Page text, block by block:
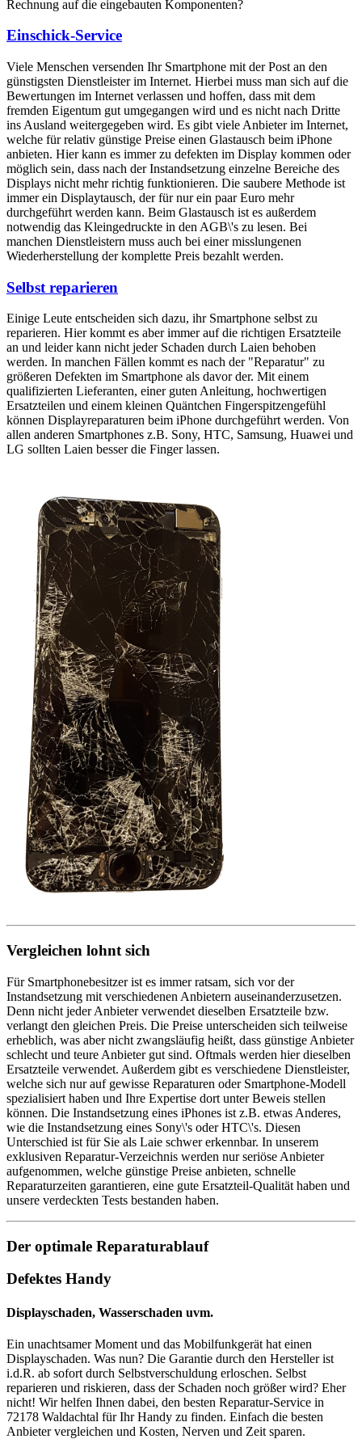
Rechnung auf die eingebauten Komponenten?
Einschick-Service
Viele Menschen versenden Ihr Smartphone mit der Post an den
günstigsten Dienstleister im Internet. Hierbei muss man sich auf die
Bewertungen im Internet verlassen und hoffen, dass mit dem
fremden Eigentum gut umgegangen wird und es nicht nach Dritte
ins Ausland weitergegeben wird. Es gibt viele Anbieter im Internet,
welche für relativ günstige Preise einen Glastausch beim iPhone
anbieten. Hier kann es immer zu defekten im Display kommen oder
möglich sein, dass nach der Instandsetzung einzelne Bereiche des
Displays nicht mehr richtig funktionieren. Die saubere Methode ist
immer ein Displaytausch, der für nur ein paar Euro mehr
durchgeführt werden kann. Beim Glastausch ist es außerdem
notwendig das Kleingedruckte in den AGB\'s zu lesen. Bei
manchen Dienstleistern muss auch bei einer misslungenen
Wiederherstellung der komplette Preis bezahlt werden.
Selbst reparieren
Einige Leute entscheiden sich dazu, ihr Smartphone selbst zu
reparieren. Hier kommt es aber immer auf die richtigen Ersatzteile
an und leider kann nicht jeder Schaden durch Laien behoben
werden. In manchen Fällen kommt es nach der "Reparatur" zu
größeren Defekten im Smartphone als davor der. Mit einem
qualifizierten Lieferanten, einer guten Anleitung, hochwertigen
Ersatzteilen und einem kleinen Quäntchen Fingerspitzengefühl
können Displayreparaturen beim iPhone durchgeführt werden. Von
allen anderen Smartphones z.B. Sony, HTC, Samsung, Huawei und
LG sollten Laien besser die Finger lassen.
Vergleichen lohnt sich
Für Smartphonebesitzer ist es immer ratsam, sich vor der
Instandsetzung mit verschiedenen Anbietern auseinanderzusetzen.
Denn nicht jeder Anbieter verwendet dieselben Ersatzteile bzw.
verlangt den gleichen Preis. Die Preise unterscheiden sich teilweise
erheblich, was aber nicht zwangsläufig heißt, dass günstige Anbieter
schlecht und teure Anbieter gut sind. Oftmals werden hier dieselben
Ersatzteile verwendet. Außerdem gibt es verschiedene Dienstleister,
welche sich nur auf gewisse Reparaturen oder Smartphone-Modell
spezialisiert haben und Ihre Expertise dort unter Beweis stellen
können. Die Instandsetzung eines iPhones ist z.B. etwas Anderes,
wie die Instandsetzung eines Sony\'s oder HTC\'s. Diesen
Unterschied ist für Sie als Laie schwer erkennbar. In unserem
exklusiven Reparatur-Verzeichnis werden nur seriöse Anbieter
aufgenommen, welche günstige Preise anbieten, schnelle
Reparaturzeiten garantieren, eine gute Ersatzteil-Qualität haben und
unsere verdeckten Tests bestanden haben.
Der optimale Reparaturablauf
Defektes Handy
Displayschaden, Wasserschaden uvm.
Ein unachtsamer Moment und das Mobilfunkgerät hat einen
Displayschaden. Was nun? Die Garantie durch den Hersteller ist
i.d.R. ab sofort durch Selbstverschuldung erloschen. Selbst
reparieren und riskieren, dass der Schaden noch größer wird? Eher
nicht! Wir helfen Ihnen dabei, den besten Reparatur-Service in
72178 Waldachtal für Ihr Handy zu finden. Einfach die besten
Anbieter vergleichen und Kosten, Nerven und Zeit sparen.